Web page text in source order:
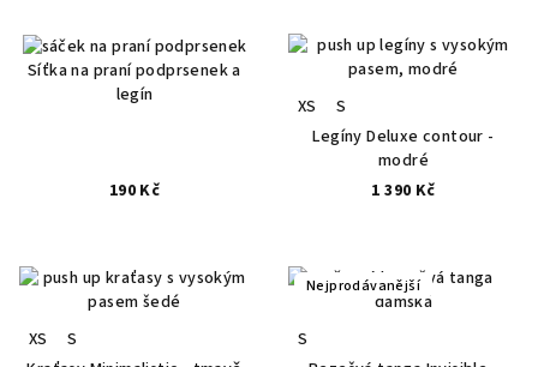
Síťka na praní podprsenek a
legín
190 Kč
XS
S
Legíny Deluxe contour -
modré
1 390 Kč
XS
S
Nejprodávanější
S